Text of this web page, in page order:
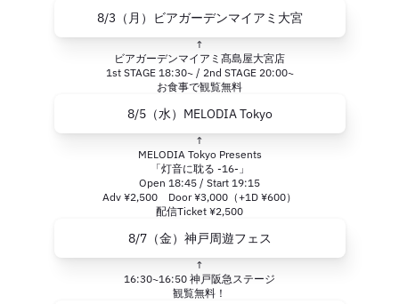
8/3（月）ビアガーデンマイアミ大宮
↑
ビアガーデンマイアミ髙島屋大宮店
1st STAGE 18:30~ / 2nd STAGE 20:00~
お食事で観覧無料
8/5（水）MELODIA Tokyo
↑
MELODIA Tokyo Presents
「灯音に耽る -16-」
Open 18:45 / Start 19:15
Adv ¥2,500 Door ¥3,000（+1D ¥600）
配信Ticket ¥2,500
8/7（金）神戸周遊フェス
↑
16:30~16:50 神戸阪急ステージ
観覧無料！